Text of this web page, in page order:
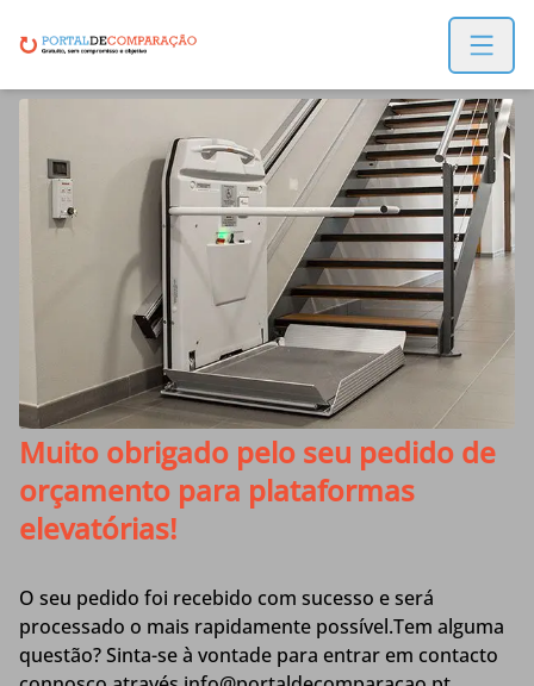
Open
Muito obrigado pelo seu pedido de
orçamento para plataformas
elevatórias!
O seu pedido foi recebido com sucesso e será
processado o mais rapidamente possível.Tem alguma
questão? Sinta-se à vontade para entrar em contacto